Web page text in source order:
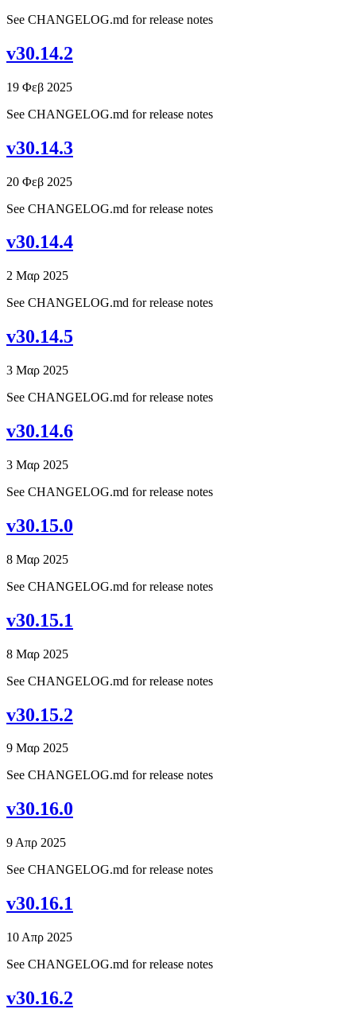
See CHANGELOG.md for release notes
v30.14.2
19 Φεβ 2025
See CHANGELOG.md for release notes
v30.14.3
20 Φεβ 2025
See CHANGELOG.md for release notes
v30.14.4
2 Μαρ 2025
See CHANGELOG.md for release notes
v30.14.5
3 Μαρ 2025
See CHANGELOG.md for release notes
v30.14.6
3 Μαρ 2025
See CHANGELOG.md for release notes
v30.15.0
8 Μαρ 2025
See CHANGELOG.md for release notes
v30.15.1
8 Μαρ 2025
See CHANGELOG.md for release notes
v30.15.2
9 Μαρ 2025
See CHANGELOG.md for release notes
v30.16.0
9 Απρ 2025
See CHANGELOG.md for release notes
v30.16.1
10 Απρ 2025
See CHANGELOG.md for release notes
v30.16.2